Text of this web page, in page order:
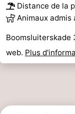
Distance de la
Animaux
Boomsluiterskade
web. Plus